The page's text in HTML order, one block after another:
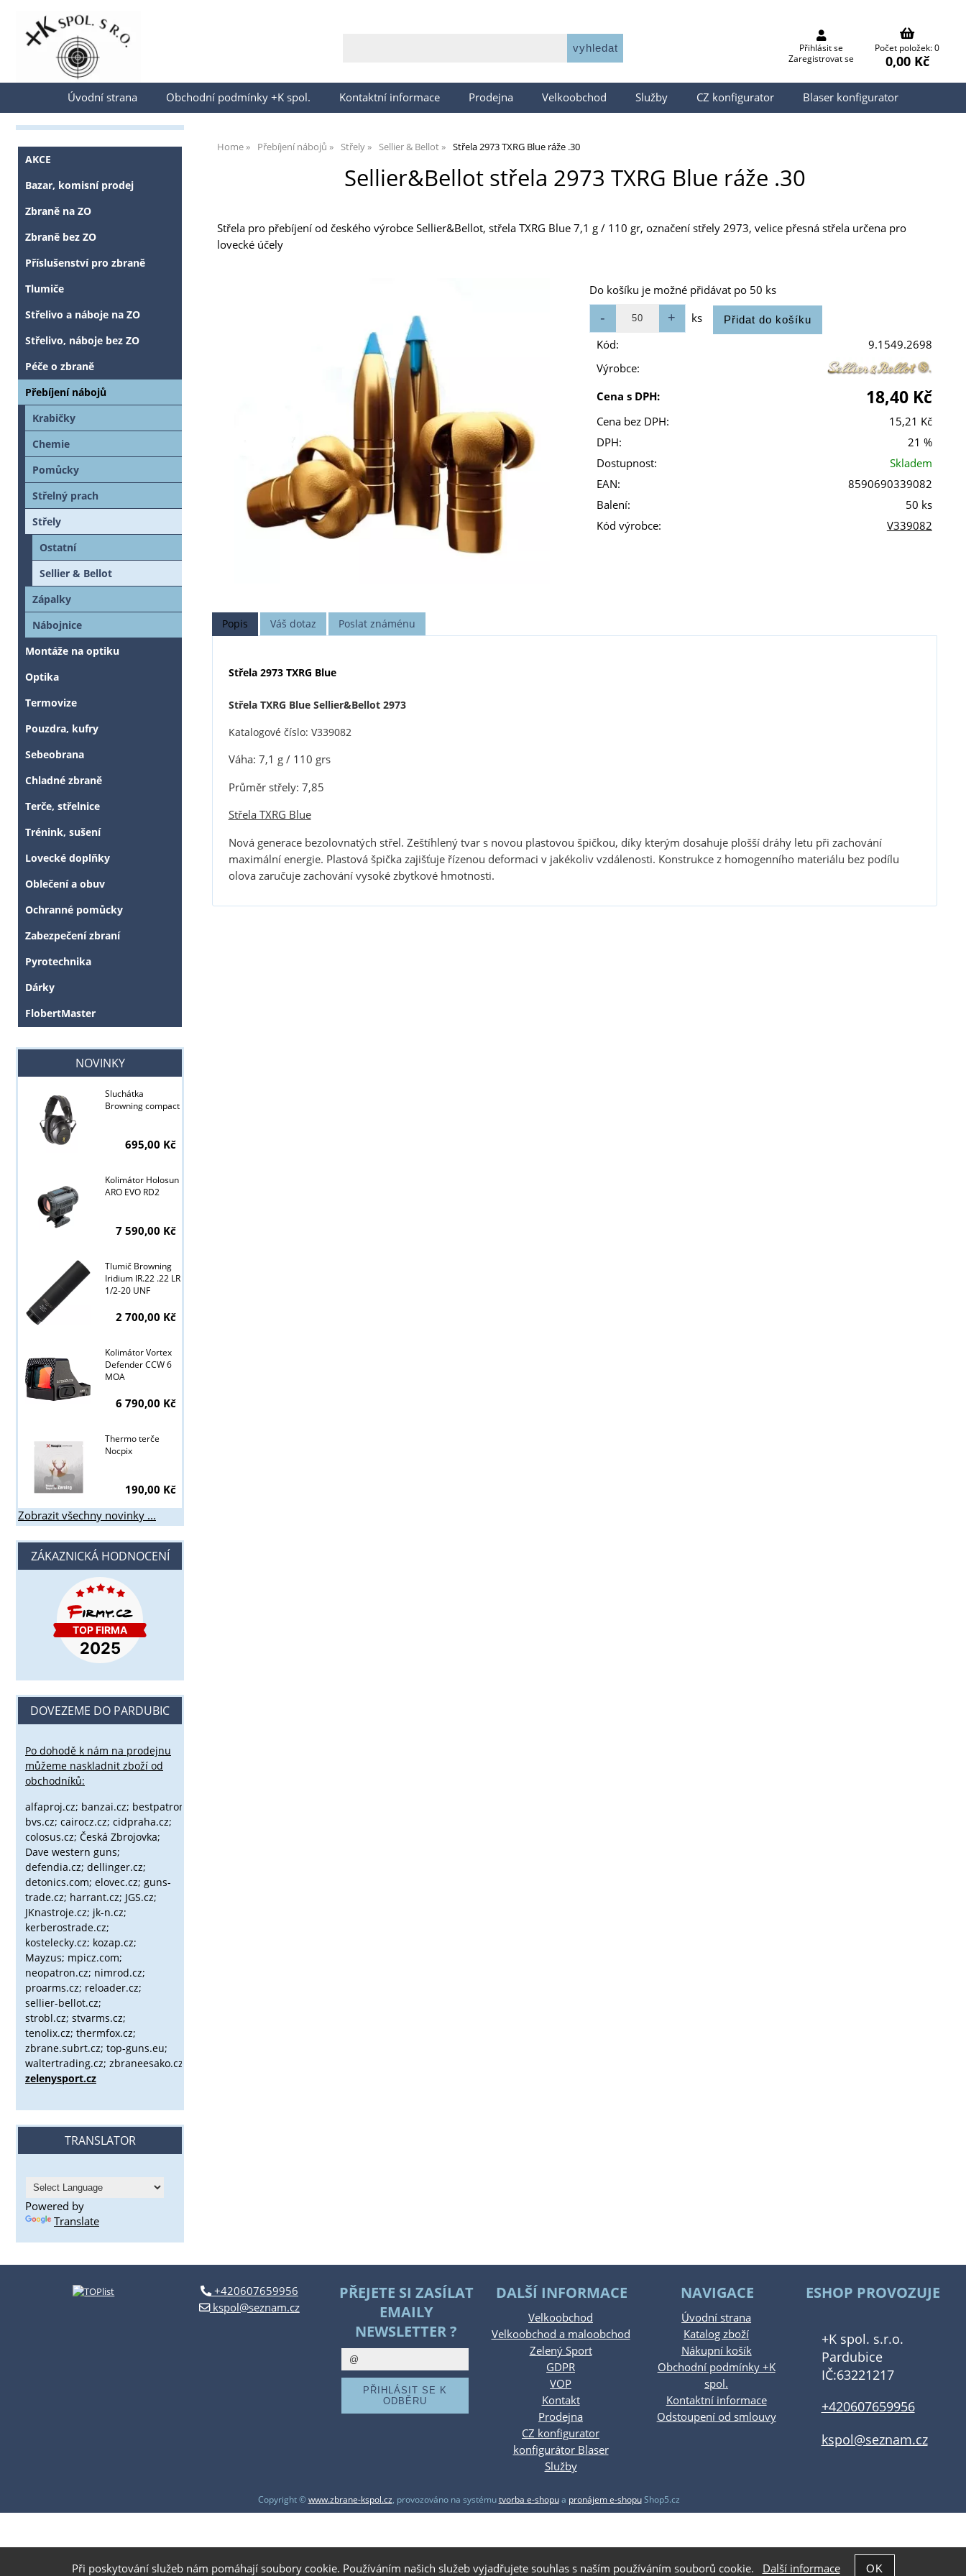
Přihlásit se
Přihlásit se
Zaregistrovat se
Počet položek: 0
0,00 Kč
Úvodní strana Obchodní podmínky +K spol. Kontaktní informace Prodejna Velkoobchod Služby CZ konfigurator Blaser konfigurator
Home Přebíjení nábojů Střely Sellier & Bellot Střela 2973 TXRG Blue ráže .30
Sellier&Bellot střela 2973 TXRG Blue ráže .30
Střela pro přebíjení od českého výrobce Sellier&Bellot, střela TXRG Blue 7,1 g / 110 gr, označení střely 2973, velice přesná střela určena pro
lovecké účely
Do košíku je možné přidávat po 50 ks
ks
Kód:
9.1549.2698
Výrobce:
Cena s DPH:
18,40 Kč
Cena bez DPH:
15,21 Kč
DPH:
21 %
Dostupnost:
Skladem
EAN:
8590690339082
Balení:
50 ks
Kód výrobce:
V339082
Popis Váš dotaz Poslat známénu
Střela 2973 TXRG Blue
Střela TXRG Blue Sellier&Bellot 2973
Katalogové číslo: V339082
Váha: 7,1 g / 110 grs
Průměr střely: 7,85
Střela TXRG Blue
Nová generace bezolovnatých střel. Zeštíhlený tvar s novou plastovou špičkou, díky kterým dosahuje plošší dráhy letu při zachování
maximální energie. Plastová špička zajišťuje řízenou deformaci v jakékoliv vzdálenosti. Konstrukce z homogenního materiálu bez podílu
olova zaručuje zachování vysoké zbytkové hmotnosti.
AKCE
Bazar, komisní prodej
Zbraně na ZO
Zbraně bez ZO
Příslušenství pro zbraně
Tlumiče
Střelivo a náboje na ZO
Střelivo, náboje bez ZO
Péče o zbraně
Přebíjení nábojů
Krabičky
Chemie
Pomůcky
Střelný prach
Střely
Ostatní
Sellier & Bellot
Zápalky
Nábojnice
Montáže na optiku
Optika
Termovize
Pouzdra, kufry
Sebeobrana
Chladné zbraně
Terče, střelnice
Trénink, sušení
Lovecké doplňky
Oblečení a obuv
Ochranné pomůcky
Zabezpečení zbraní
Pyrotechnika
Dárky
FlobertMaster
NOVINKY
Sluchátka
Browning compact
695,00 Kč
Kolimátor Holosun
ARO EVO RD2
7 590,00 Kč
Tlumič Browning
Iridium IR.22 .22 LR
1/2-20 UNF
2 700,00 Kč
Kolimátor Vortex
Defender CCW 6
MOA
6 790,00 Kč
Thermo terče
Nocpix
190,00 Kč
Zobrazit všechny novinky ...
ZÁKAZNICKÁ HODNOCENÍ
DOVEZEME DO PARDUBIC
Po dohodě k nám na prodejnu
můžeme naskladnit zboží od
obchodníků:
alfaproj.cz; banzai.cz; bestpatron.eu;
bvs.cz; cairocz.cz; cidpraha.cz;
colosus.cz; Česká Zbrojovka;
Dave western guns;
defendia.cz; dellinger.cz;
detonics.com; elovec.cz; guns-
trade.cz; harrant.cz; JGS.cz;
JKnastroje.cz; jk-n.cz;
kerberostrade.cz;
kostelecky.cz; kozap.cz;
Mayzus; mpicz.com;
neopatron.cz; nimrod.cz;
proarms.cz; reloader.cz;
sellier-bellot.cz;
strobl.cz; stvarms.cz;
tenolix.cz; thermfox.cz;
zbrane.subrt.cz; top-guns.eu;
waltertrading.cz; zbraneesako.cz;
zelenysport.cz
TRANSLATOR
Powered by
Translate
+420607659956
kspol@seznam.cz
PŘEJETE SI ZASÍLAT
EMAILY
NEWSLETTER ?
DALŠÍ INFORMACE
Velkoobchod
Velkoobchod a maloobchod
Zelený Sport
GDPR
VOP
Kontakt
Prodejna
CZ konfigurator
konfigurátor Blaser
Služby
NAVIGACE
Úvodní strana
Katalog zboží
Nákupní košík
Obchodní podmínky +K
spol.
Kontaktní informace
Odstoupení od smlouvy
ESHOP PROVOZUJE
+K spol. s.r.o.
Pardubice
IČ:63221217
+420607659956
kspol@seznam.cz
Copyright ©www.zbrane-kspol.cz, provozováno na systémutvorba e-shopua pronájem e-shopuShop5.cz
Při poskytování služeb nám pomáhají soubory cookie. Používáním našich služeb vyjadřujete souhlas s naším používáním souborů cookie. Další informace